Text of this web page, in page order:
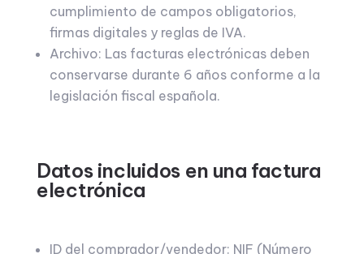
cumplimiento de campos obligatorios,
firmas digitales y reglas de IVA.
Archivo: Las facturas electrónicas deben
conservarse durante 6 años conforme a la
legislación fiscal española.
Datos incluidos en una factura
electrónica
ID del comprador/vendedor: NIF (Número